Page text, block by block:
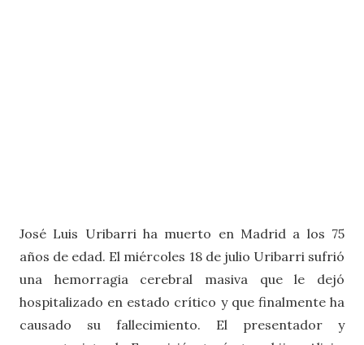
José Luis Uribarri ha muerto en Madrid a los 75
años de edad. El miércoles 18 de julio Uribarri sufrió
una hemorragia cerebral masiva que le dejó
hospitalizado en estado crítico y que finalmente ha
causado su fallecimiento. El presentador y